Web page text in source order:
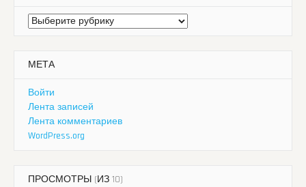
Рубрики
МЕТА
Войти
Лента записей
Лента комментариев
WordPress.org
ПРОСМОТРЫ (ИЗ 10)